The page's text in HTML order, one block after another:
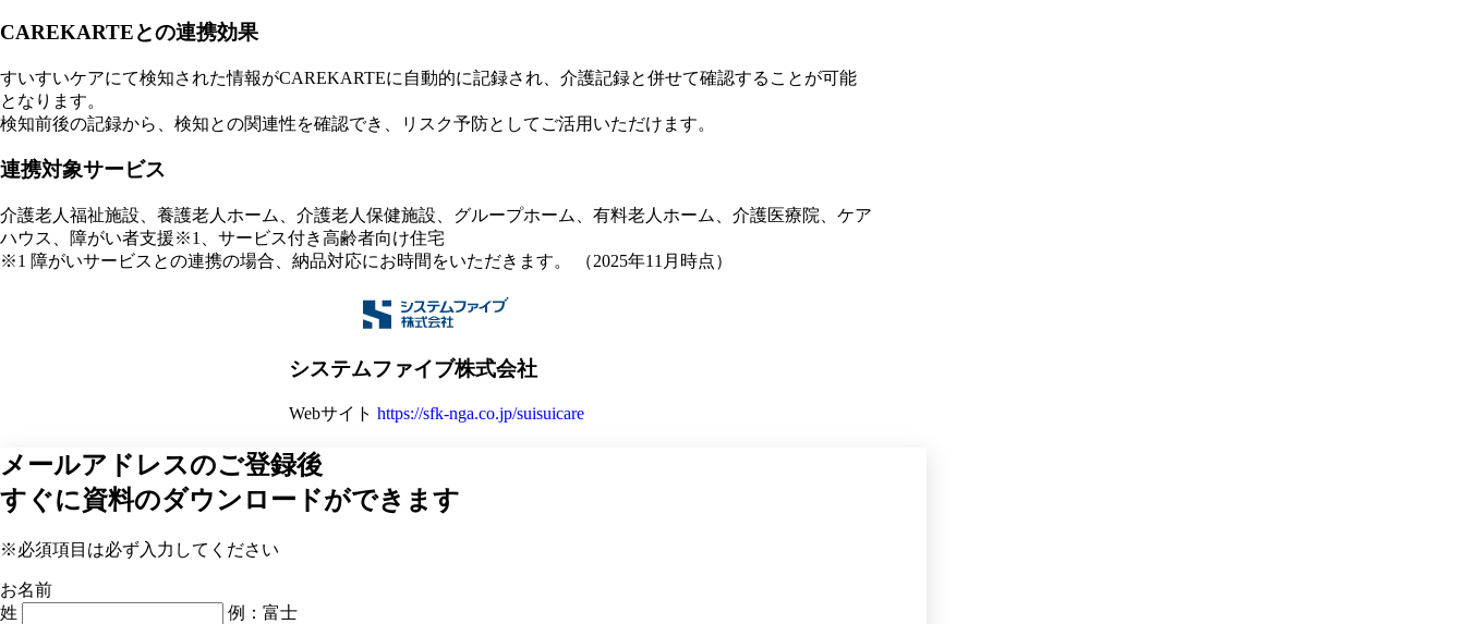
CAREKARTEとの連携効果
すいすいケアにて検知された情報がCAREKARTEに自動的に記録され、介護記録と併せて確認することが可能
となります。
検知前後の記録から、検知との関連性を確認でき、リスク予防としてご活用いただけます。
連携対象サービス
介護老人福祉施設、養護老人ホーム、介護老人保健施設、グループホーム、有料老人ホーム、介護医療院、ケア
ハウス、障がい者支援※1、サービス付き高齢者向け住宅
※1 障がいサービスとの連携の場合、納品対応にお時間をいただきます。 （2025年11月時点）
システムファイブ株式会社
Webサイト https://sfk-nga.co.jp/suisuicare
メールアドレスのご登録後
すぐに資料のダウンロードができます
※必須項目は必ず入力してください
お名前
姓
例：富士